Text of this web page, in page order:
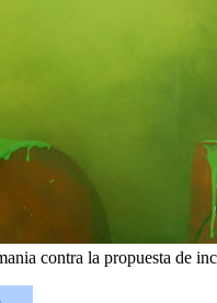
contra la propuesta de